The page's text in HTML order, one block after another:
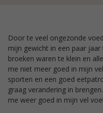
Door te veel ongezonde
mijn gewicht in een paar
broeken waren te klein en
me niet meer goed in mijn
sporten en een goed
graag verandering in
me weer goed in mijn vel